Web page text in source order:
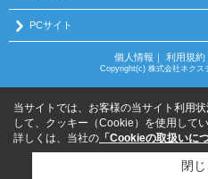
PCサイト
個人情報 ｜ 利用規約
Copyright(c) 株式会社ネク
当サイトでは、お客様の当サイト利用
して、クッキー（Cookie）を使用してい
詳しくは、当社の 「Cookieの取扱いに
閉じ